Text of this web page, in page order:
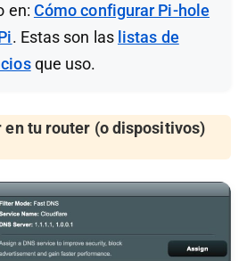
en: Cómo configurar Pi-hole
. Estas son las listas de
que uso.
en tu router (o dispositivos)